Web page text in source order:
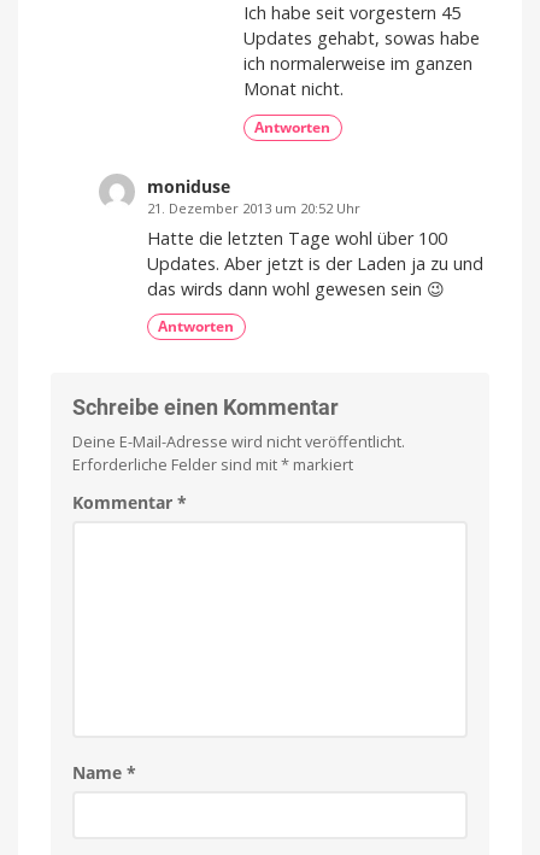
Ich habe seit vorgestern 45
Updates gehabt, sowas habe
ich normalerweise im ganzen
Monat nicht.
Antworten
moniduse
21. Dezember 2013 um 20:52 Uhr
Hatte die letzten Tage wohl über 100
Updates. Aber jetzt is der Laden ja zu und
das wirds dann wohl gewesen sein 😉
Antworten
Schreibe einen Kommentar
Deine E-Mail-Adresse wird nicht veröffentlicht.
Erforderliche Felder sind mit* markiert
Kommentar *
Name *